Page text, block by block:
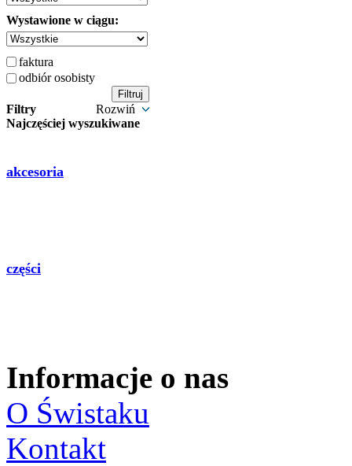
Wystawione w ciągu:
faktura
odbiór osobisty
Filtry
Rozwiń
Najczęściej wyszukiwane
akcesoria
części
Informacje o nas
O Świstaku
Kontakt